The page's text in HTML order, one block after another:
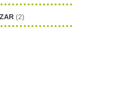
(2)